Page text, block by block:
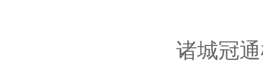
诸城冠